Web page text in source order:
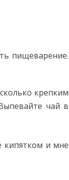
пищеварение.
крепким
чай в
кипятком и мне